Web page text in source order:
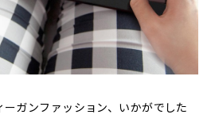
ガンファッション、いかがでした